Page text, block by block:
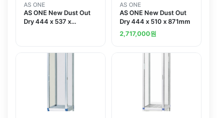
AS ONE
AS ONE New Dust Out
Dry 444 x 537 x
AS ONE
AS ONE New Dust Out
Dry 444 x 510 x 871mm
2,717,000원